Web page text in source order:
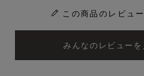
この商品のレビュ
みんなのレビューを